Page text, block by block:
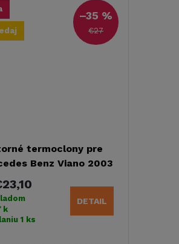
€27
–35 %
termoclony pre
Benz Viano 2003
s komfortným
KR+DR - druhá
k
1 ks
DETAIL